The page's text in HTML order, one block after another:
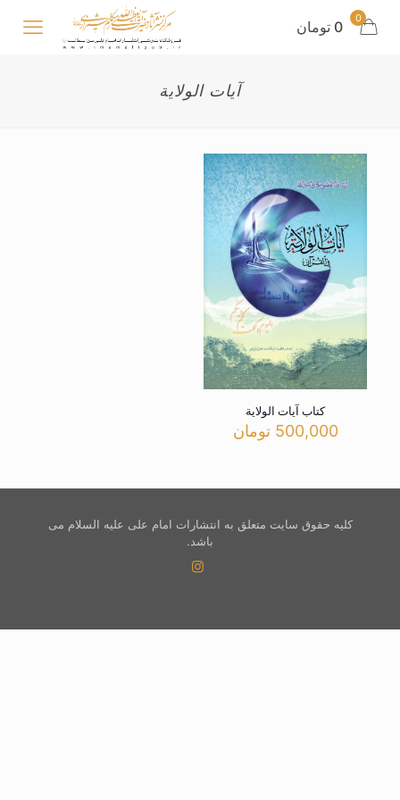
0 0 تومان
آیات الولایة
کتاب آیات الولایة
500,000 تومان
کلیه حقوق سایت متعلق به انتشارات امام علی علیه السلام می
باشد.